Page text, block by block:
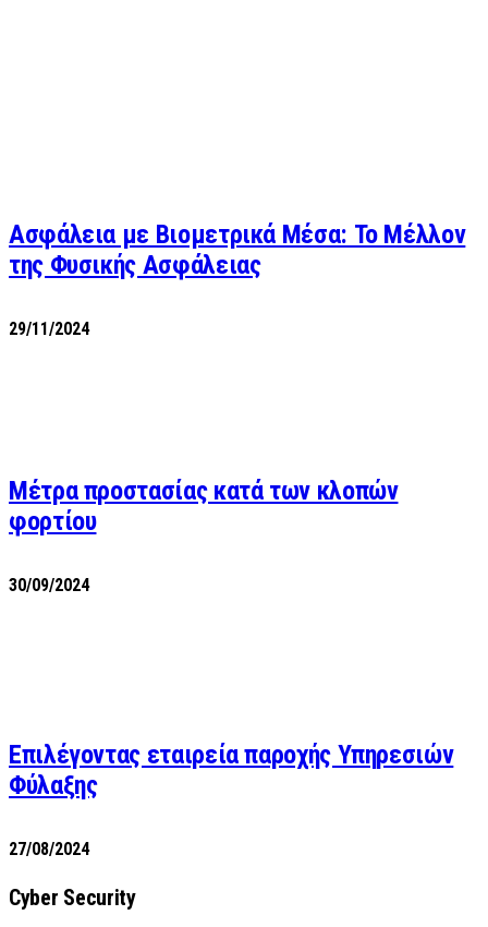
Ασφάλεια με Βιομετρικά Μέσα: Το Μέλλον
της Φυσικής Ασφάλειας
29/11/2024
Μέτρα προστασίας κατά των κλοπών
φορτίου
30/09/2024
Επιλέγοντας εταιρεία παροχής Υπηρεσιών
Φύλαξης
27/08/2024
Cyber Security